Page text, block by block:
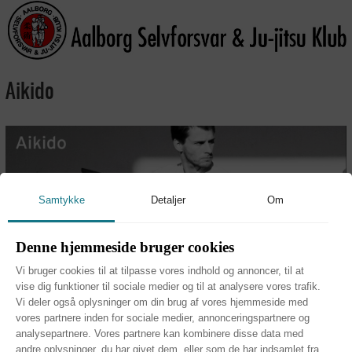
Aikido
Træningstider:
Samtykke Detaljer Om
Denne hjemmeside bruger cookies
Vi bruger cookies til at tilpasse vores indhold og annoncer, til at
vise dig funktioner til sociale medier og til at analysere vores trafik.
Vi deler også oplysninger om din brug af vores hjemmeside med
vores partnere inden for sociale medier, annonceringspartnere og
analysepartnere. Vores partnere kan kombinere disse data med
andre oplysninger, du har givet dem, eller som de har indsamlet fra